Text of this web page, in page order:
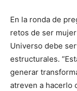
En la ronda de
retos de ser
Universo debe
estructurales.
generar
atreven a hacerlo